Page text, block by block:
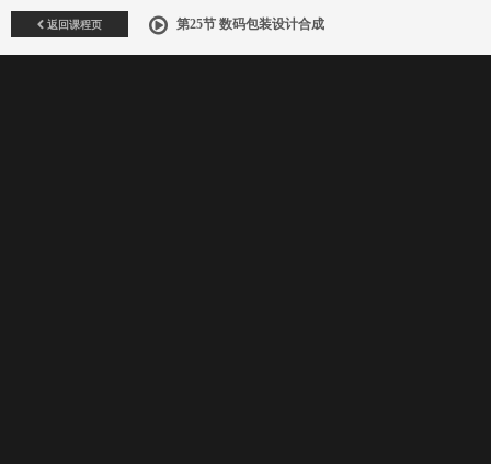
返回课程页 第25节 数码包装设计合成